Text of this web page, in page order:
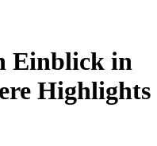
Einblick in
Highlights